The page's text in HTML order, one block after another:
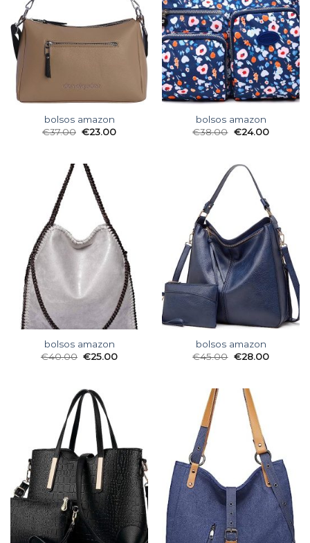
bolsos amazon
€37.00 €23.00
bolsos amazon
€38.00 €24.00
bolsos amazon
€40.00 €25.00
bolsos amazon
€45.00 €28.00